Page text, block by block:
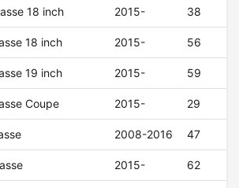
18 inch 2015- 38
18 inch 2015- 56
19 inch 2015- 59
Coupe 2015- 29
2008-2016 47
2015- 62